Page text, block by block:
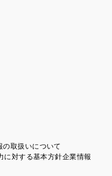
の取扱いについて
に対する基本方針企業情報